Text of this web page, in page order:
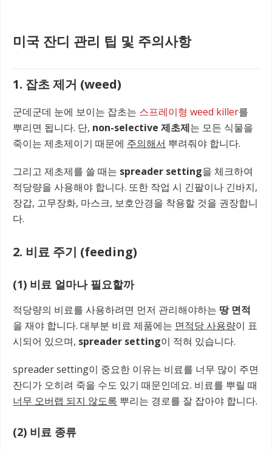
미국 잔디 관리 팁 및 주의사항
1. 잡초 제거 (weed)
군데군데 눈에 보이는 잡초는 스프레이형 weed killer를
뿌리면 됩니다. 단, non-selective 제초제는 모든 식물을
죽이는 제초제이기 때문에 주의해서 뿌려줘야 합니다.
그리고 제초제를 쓸 때는 spreader setting을 체크하여
적당량을 사용해야 합니다. 또한 작업 시 긴팔이나 긴바지,
장갑, 고무장화, 마스크, 보호안경을 착용할 것을 권장합니
다.
2. 비료 주기 (feeding)
(1) 비료 얼마나 필요할까
적당량의 비료를 사용하려면 먼저 관리해야하는 땅 면적
을 재야 합니다. 대부분 비료 제품에는 면적당 사용량이 표
시되어 있으며, spreader setting이 적혀 있습니다.
spreader setting이 중요한 이유는 비료를 너무 많이 주면
잔디가 오히려 죽을 수도 있기 때문인데요. 비료를 뿌릴 때
너무 오버랩 되지 않도록 뿌리는 경로를 잘 잡아야 합니다.
(2) 비료 종류